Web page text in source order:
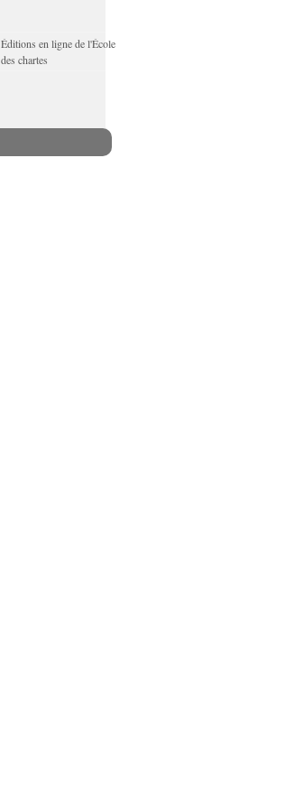
Éditions en ligne de l'École
des chartes